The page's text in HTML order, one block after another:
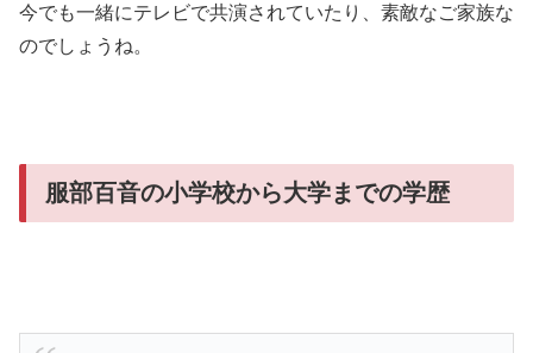
今でも一緒にテレビで共演されていたり、素敵なご家族な
のでしょうね。
服部百音の小学校から大学までの学歴